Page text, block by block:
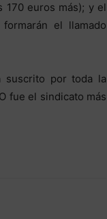
170 euros más); y el
el llamado
suscrito por toda la
fue el sindicato más